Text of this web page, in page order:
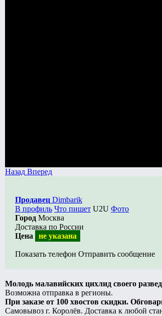
Назад Вперед
Продавец Dimbarik
В профиль Что пишет U2U Фото
Город Москва
Доставка по России
Цена
не указана
Показать телефон Отправить сообщение
Молодь малавийских цихлид своего
Возможна отправка в регионы.
При заказе от 100 хвостов скидки.
Самовывоз г. Королёв. Доставка к любой